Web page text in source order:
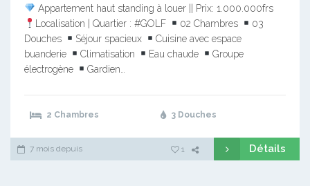
Appartement haut standing à louer || Prix: 1.000.000frs
Localisation | Quartier : #GOLF
02 Chambres
03
Douches
Séjour spacieux
Cuisine avec espace
buanderie
Climatisation Eau chaude
Groupe
électrogène
Gardien…
2 Chambres 3 Douches
7 mois depuis 1 Détails